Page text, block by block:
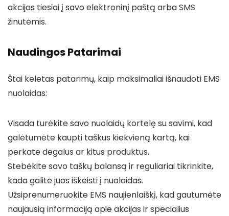
akcijas tiesiai į savo elektroninį paštą arba SMS
žinutėmis.
Naudingos Patarimai
Štai keletas patarimų, kaip maksimaliai išnaudoti EMS
nuolaidas:
Visada turėkite savo nuolaidų kortelę su savimi, kad
galėtumėte kaupti taškus kiekvieną kartą, kai
perkate degalus ar kitus produktus.
Stebėkite savo taškų balansą ir reguliariai tikrinkite,
kada galite juos iškeisti į nuolaidas.
Užsiprenumeruokite EMS naujienlaiškį, kad gautumėte
naujausią informaciją apie akcijas ir specialius